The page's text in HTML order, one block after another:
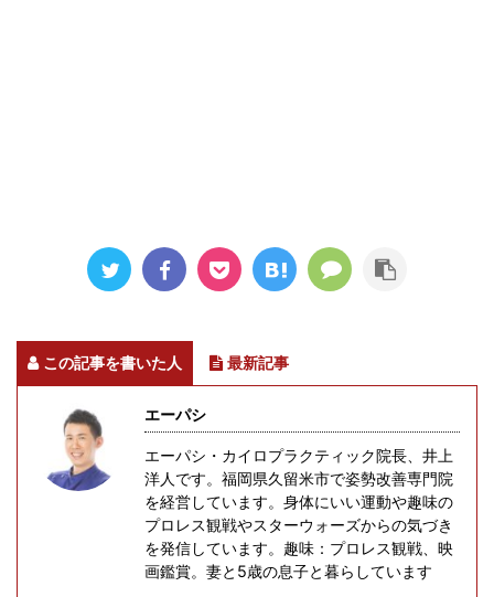
この記事を書いた人 最新記事
エーパシ
エーパシ・カイロプラクティック院長、井上
洋人です。福岡県久留米市で姿勢改善専門院
を経営しています。身体にいい運動や趣味の
プロレス観戦やスターウォーズからの気づき
を発信しています。趣味：プロレス観戦、映
画鑑賞。妻と5歳の息子と暮らしています